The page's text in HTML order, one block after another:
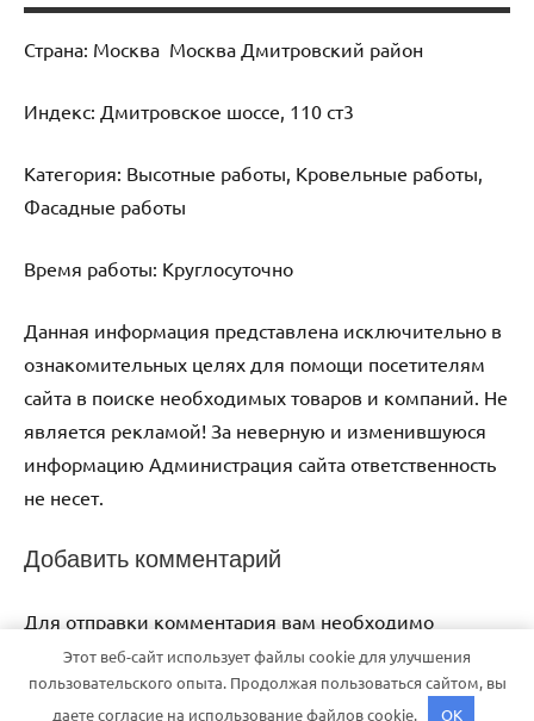
Страна: Москва Москва Дмитровский район
Индекс: Дмитровское шоссе, 110 ст3
Категория: Высотные работы, Кровельные работы,
Фасадные работы
Время работы: Круглосуточно
Данная информация представлена исключительно в
ознакомительных целях для помощи посетителям
сайта в поиске необходимых товаров и компаний. Не
является рекламой! За неверную и изменившуюся
информацию Администрация сайта ответственность
не несет.
Добавить комментарий
Для отправки комментария вам необходимо
авторизоваться
Этот веб-сайт использует файлы cookie для улучшения
пользовательского опыта. Продолжая пользоваться сайтом, вы
даете согласие на использование файлов cookie.
OK